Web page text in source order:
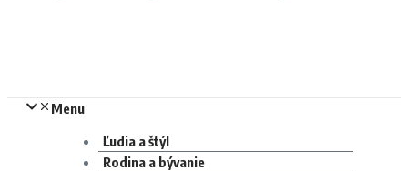
Menu
Ľudia a štýl
Rodina a bývanie